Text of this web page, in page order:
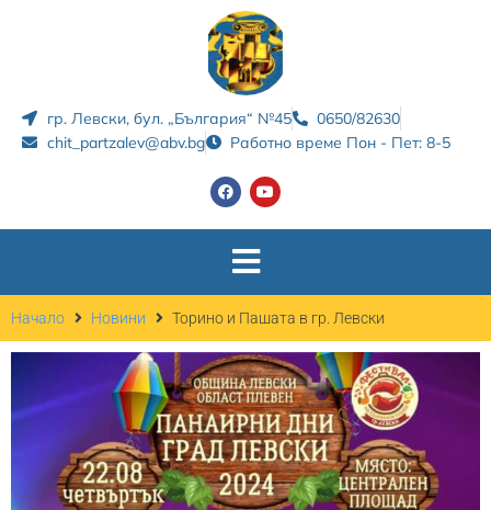
гр. Левски, бул. „България“ №45
0650/82630
chit_partzalev@abv.bg
Работно време Пон - Пет: 8-5
Начало Новини Торино и Пашата в гр. Левски